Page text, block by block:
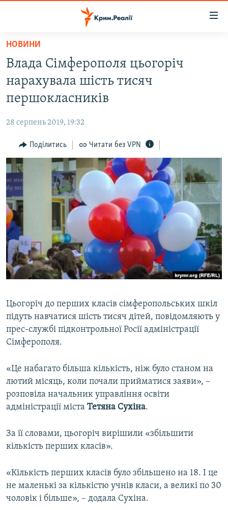
Перейти
основного
матеріалу
Перейти
до
основної
навігації
Перейти
до
пошуку
ВОДА.КРИМ
ВІДЕО ТА ФОТО
БЛОГИ
ПОГЛЯД
ІНТЕРВ'Ю
ВСЕ ЗА ДЕНЬ
СПЕЦПРОЕКТИ
ДЕПОРТАЦІЯ
ВІДЕОУРОКИ «ELIFBE»
СВІДЧЕННЯ ОКУПАЦІЇ
УКРАЇНСЬКА ПРОБЛЕМА КРИМУ
ЯК ОБІЙТИ БЛОКУВАННЯ
Русский
Qırımtatar
Усі сайти RFE/RL
НОВИНИ
Влада Сімферополя цьогоріч
нарахувала шість тисяч
першокласників
28 серпень 2019, 19:32
Поділитись Читати без VPN
Цьогоріч до перших класів сімферопольських шкіл
підуть навчатися шість тисяч дітей, повідомляють у
прес-службі підконтрольної Росії адміністрації
Сімферополя.
«Це набагато більша кількість, ніж було станом на
лютий місяць, коли почали прийматися заяви», –
розповіла начальник управління освіти
адміністрації міста Тетяна Сухіна.
За її словами, цьогоріч вирішили «збільшити
кількість перших класів».
«Кількість перших класів було збільшено на 18. І це
не маленькі за кількістю учнів класи, а великі по 30
чоловік і більше», – додала Сухіна.